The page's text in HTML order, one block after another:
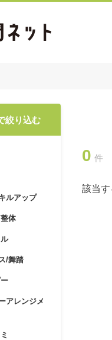
絞り込む
ルアップ
体
/舞踏
アレンジメ
0 件
該当す